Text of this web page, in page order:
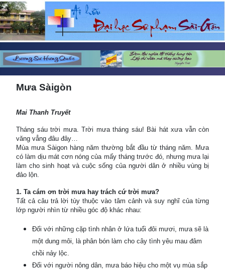
Mưa Sàigòn
Mai Thanh Truyết
Tháng sáu trời mưa. Trời mưa tháng sáu! Bài hát xưa vẫn còn
văng vẳng đâu đây…
Mùa mưa Sàigon hàng năm thường bắt đầu từ tháng năm. Mưa
có làm dịu mát cơn nóng của mấy tháng trước đó, nhưng mưa lại
làm cho sinh hoạt và cuộc sống của người dân ở nhiều vùng bị
đảo lộn.
1. Ta cám ơn trời mưa hay trách cứ trời mưa?
Tất cả câu trả lời tùy thuộc vào tâm cảnh và suy nghĩ của từng
lớp người nhìn từ nhiều góc độ khác nhau:
Đối với những cặp tình nhân ở lứa tuổi đôi mươi, mưa sẽ là
một dung môi, là phân bón làm cho cây tình yêu mau đâm
chồi nảy lộc.
Đối với người nông dân, mưa báo hiệu cho một vụ mùa sắp